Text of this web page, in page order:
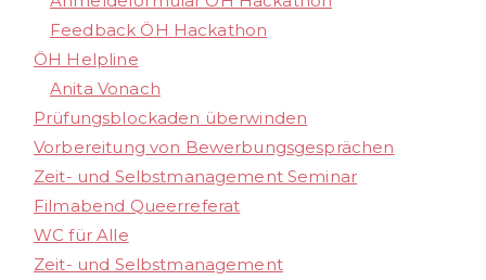
Feedback ÖH Hackathon
ÖH Helpline
Anita Vonach
Prüfungsblockaden überwinden
Vorbereitung von Bewerbungsgesprächen
Zeit- und Selbstmanagement Seminar
Filmabend Queerreferat
WC für Alle
Zeit- und Selbstmanagement